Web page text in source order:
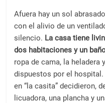
Afuera hay un sol
con el alivio de un
silencio. La casa tiene
dos habitaciones y un
ropa de cama, la heladera
dispuestos por el
en “la casita” decidieron,
licuadora, una plancha y